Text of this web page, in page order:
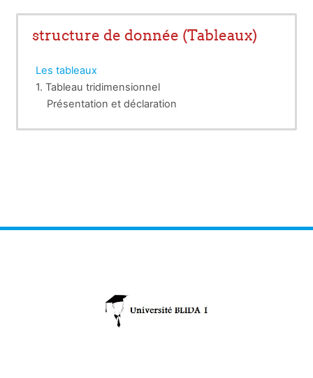
structure de donnée (Tableaux)
Les tableaux
1. Tableau tridimensionnel
Présentation et déclaration